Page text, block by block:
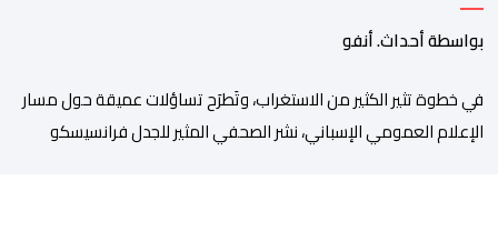
بواسطة أحداث. أنفو
في خطوة تثير الكثير من الاستغراب، وتَطرَح تساؤلات عميقة حول مسار
الإعلام العمومي الإسباني، نشر الصحفي المثير للجدل فرانسيسكو